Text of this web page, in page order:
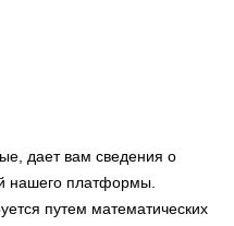
дает вам сведения о
нашего платформы.
путем математических